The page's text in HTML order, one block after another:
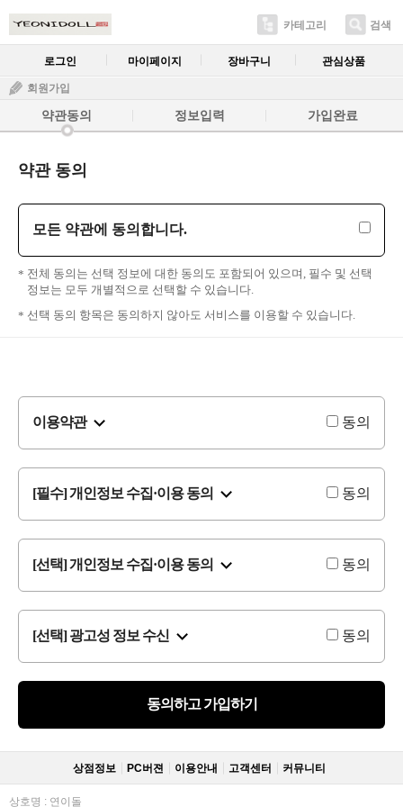
카테고리 검색
로그인 마이페이지 장바구니 관심상품
회원가입
약관동의 정보입력 가입완료
약관 동의
모든 약관에 동의합니다.
전체 동의는 선택 정보에 대한 동의도 포함되어 있으며, 필수 및 선택
정보는 모두 개별적으로 선택할 수 있습니다.
선택 동의 항목은 동의하지 않아도 서비스를 이용할 수 있습니다.
이용약관 동의
[필수] 개인정보 수집·이용 동의 동의
[선택] 개인정보 수집·이용 동의 동의
[선택] 광고성 정보 수신 동의
동의하고 가입하기
상점정보 PC버젼 이용안내 고객센터 커뮤니티
상호명 : 연이돌